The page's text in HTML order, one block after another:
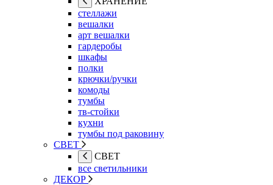
стеллажи
вешалки
арт вешалки
гардеробы
шкафы
полки
крючки/ручки
комоды
тумбы
тв-стойки
кухни
тумбы под раковину
СВЕТ
СВЕТ
все светильники
ДЕКОР